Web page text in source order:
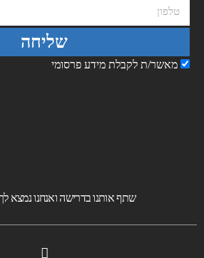
מאשר/ת לקבלת מידע פרסומי
שליחה
שתף אותנו בדרישה ואנחנו נמצא